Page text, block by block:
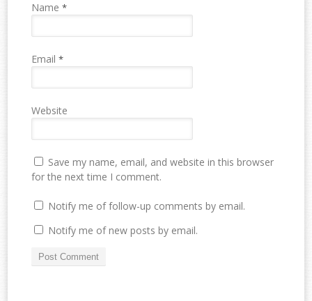
Name*
Email*
Website
Save my name, email, and website in this browser
for the next time I comment.
Notify me of follow-up comments by email.
Notify me of new posts by email.